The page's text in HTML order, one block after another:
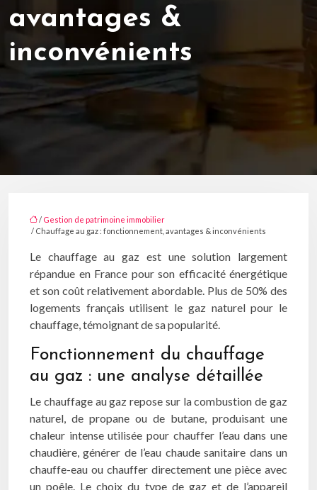
avantages &
inconvénients
/ Gestion de patrimoine immobilier
/ Chauffage au gaz : fonctionnement, avantages & inconvénients
Le chauffage au gaz est une solution largement
répandue en France pour son efficacité énergétique
et son coût relativement abordable. Plus de 50% des
logements français utilisent le gaz naturel pour le
chauffage, témoignant de sa popularité.
Fonctionnement du chauffage
au gaz : une analyse détaillée
Le chauffage au gaz repose sur la combustion de gaz
naturel, de propane ou de butane, produisant une
chaleur intense utilisée pour chauffer l’eau dans une
chaudière, générer de l’eau chaude sanitaire dans un
chauffe-eau ou chauffer directement une pièce avec
un poêle. Le choix du type de gaz et de l’appareil